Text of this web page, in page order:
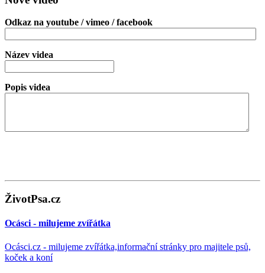
Odkaz na youtube / vimeo / facebook
Název videa
Popis videa
ŽivotPsa.cz
Ocásci - milujeme zvířátka
Ocásci.cz - milujeme zvířátka,informační stránky pro majitele psů,
koček a koní